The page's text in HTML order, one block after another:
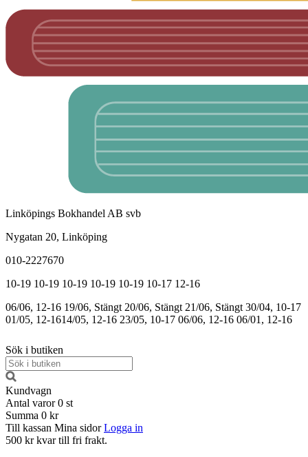
Linköpings Bokhandel AB svb
Nygatan 20, Linköping
010-2227670
10-19 10-19 10-19 10-19 10-19 10-17 12-16
06/06, 12-16 19/06, Stängt 20/06, Stängt 21/06, Stängt 30/04, 10-17
01/05, 12-1614/05, 12-16 23/05, 10-17 06/06, 12-16 06/01, 12-16
Sök i butiken
Kundvagn
Antal varor 0 st
Summa 0 kr
Till kassan Mina sidor Logga in
500 kr kvar till fri frakt.